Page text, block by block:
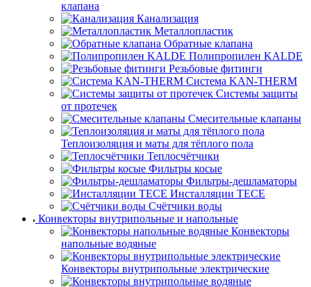
клапана
Канализация
Металлопластик
Обратные клапана
Полипропилен KALDE
Резьбовые фитинги
Система KAN-THERM
Системы защиты
от протечек
Смесительные клапаны
Теплоизоляция и маты для тёплого пола
Теплосчётчики
Фильтры косые
Фильтры-дешламаторы
Инсталляции TECE
Счётчики воды
Конвекторы внутрипольные и напольные
Конвекторы
напольные водяные
Конвекторы внутрипольные электрические